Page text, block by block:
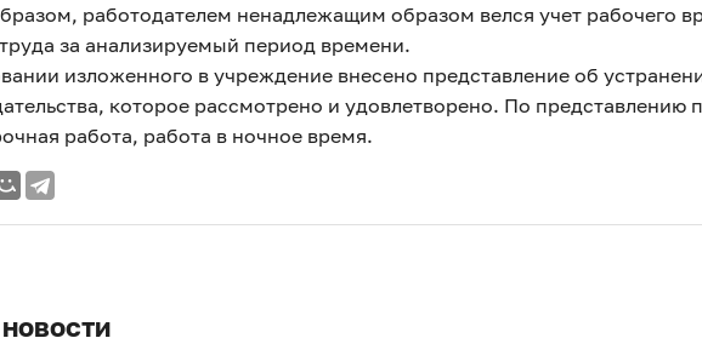
работодателем ненадлежащим образом велся учет рабочего
за анализируемый период времени.
изложенного в учреждение внесено представление об
которое рассмотрено и удовлетворено. По представлению
работа, работа в ночное время.